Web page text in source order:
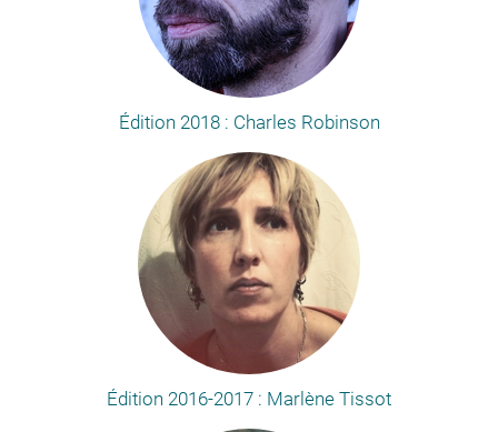
Édition 2018 : Charles Robinson
Édition 2016-2017 : Marlène Tissot